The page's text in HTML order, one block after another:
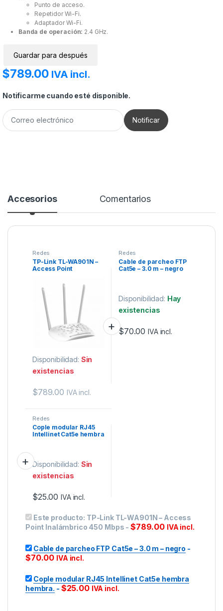
Punto de acceso.
Repetidor Wi-Fi.
Adaptador Wi-Fi.
Banda de operación: 2.4 GHz.
Guardar para después
$789.00 IVA incl.
Notificarme cuando esté disponible.
Accesorios Comentarios
Redes
TP-Link TL-WA901N –
Access Point
Disponibilidad: Sin
existencias
$789.00 IVA incl.
Redes
Cable de parcheo FTP
Cat5e – 3.0 m – negro
Disponibilidad: Hay
existencias
$70.00 IVA incl.
Redes
Cople modular RJ45
Intellinet Cat5e hembra
Disponibilidad: Sin
existencias
$25.00 IVA incl.
Este producto: TP-Link TL-WA901N – Access
Point Inalámbrico 450 Mbps - $789.00 IVA incl.
Cable de parcheo FTP Cat5e – 3.0 m – negro -
$70.00 IVA incl.
Cople modular RJ45 Intellinet Cat5e hembra
hembra. - $25.00 IVA incl.